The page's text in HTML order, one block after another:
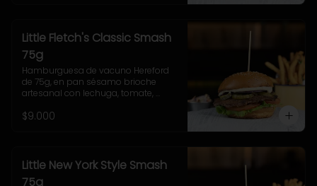
Little Fletch's Classic Smash
75g
Hamburguesa de vacuno Hereford
de 75g, en pan sésamo brioche
artesanal con lechuga, tomate,
casera Uncle Fletch.
$9.000
Little New York Style Smash
75g